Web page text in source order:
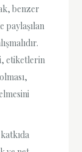
benzer
paylaşılan
etiketlerin